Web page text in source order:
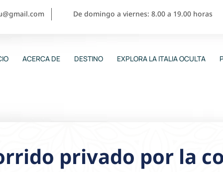
De domingo a viernes: 8.00 a 19.00 horas
ACERCA DE DESTINO EXPLORA LA ITALIA OCULTA
privado por la